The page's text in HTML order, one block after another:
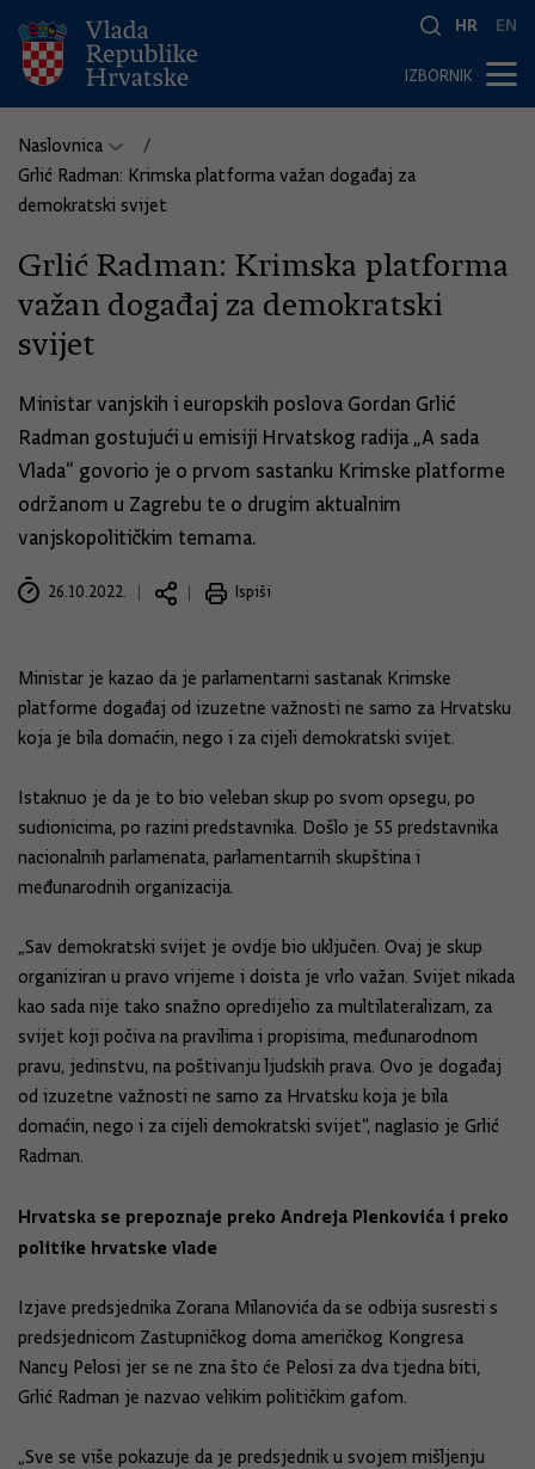
HR EN
IZBORNIK
Naslovnica
Grlić Radman: Krimska platforma važan događaj za
demokratski svijet
Grlić Radman: Krimska platforma
važan događaj za demokratski
svijet
Ministar vanjskih i europskih poslova Gordan Grlić
Radman gostujući u emisiji Hrvatskog radija „A sada
Vlada“ govorio je o prvom sastanku Krimske platforme
održanom u Zagrebu te o drugim aktualnim
vanjskopolitičkim temama.
26.10.2022. Ispiši
Ministar je kazao da je parlamentarni sastanak Krimske
platforme događaj od izuzetne važnosti ne samo za Hrvatsku
koja je bila domaćin, nego i za cijeli demokratski svijet.
Istaknuo je da je to bio veleban skup po svom opsegu, po
sudionicima, po razini predstavnika. Došlo je 55 predstavnika
nacionalnih parlamenata, parlamentarnih skupština i
međunarodnih organizacija.
„Sav demokratski svijet je ovdje bio uključen. Ovaj je skup
organiziran u pravo vrijeme i doista je vrlo važan. Svijet nikada
kao sada nije tako snažno opredijelio za multilateralizam, za
svijet koji počiva na pravilima i propisima, međunarodnom
pravu, jedinstvu, na poštivanju ljudskih prava. Ovo je događaj
od izuzetne važnosti ne samo za Hrvatsku koja je bila
domaćin, nego i za cijeli demokratski svijet“, naglasio je Grlić
Radman.
Hrvatska se prepoznaje preko Andreja Plenkovića i preko
politike hrvatske vlade
Izjave predsjednika Zorana Milanovića da se odbija susresti s
predsjednicom Zastupničkog doma američkog Kongresa
Nancy Pelosi jer se ne zna što će Pelosi za dva tjedna biti,
Grlić Radman je nazvao velikim političkim gafom.
„Sve se više pokazuje da je predsjednik u svojem mišljenju